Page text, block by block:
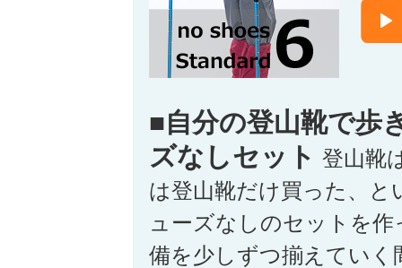
■自分の登山靴で歩
ズなしセット 登山靴
は登山靴だけ買った、
ューズなしのセットを
備を少しずつ揃えてい